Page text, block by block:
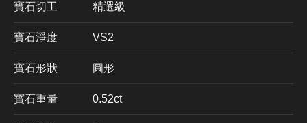
寶石切工 精選級
寶石淨度 VS2
寶石形狀 ​圓形
寶石重量 0.52ct